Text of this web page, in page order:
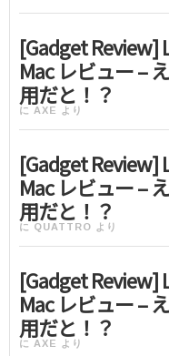
[Gadget Review]
Mac レビュー –
用だと！？
に AXE より
[Gadget Review]
Mac レビュー –
用だと！？
に QUATTRO より
[Gadget Review]
Mac レビュー –
用だと！？
に AXE より